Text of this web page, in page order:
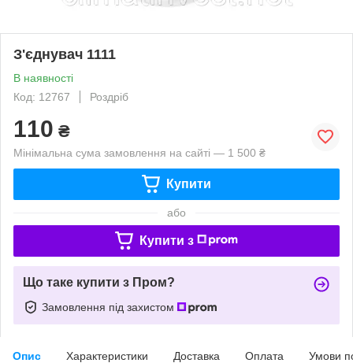
З'єднувач 1111
В наявності
Код: 12767
Роздріб
110 ₴
Мінімальна сума замовлення на сайті — 1 500 ₴
Купити
або
Купити з
Що таке купити з Пром?
Замовлення під захистом
Опис Характеристики Доставка Оплата Умови